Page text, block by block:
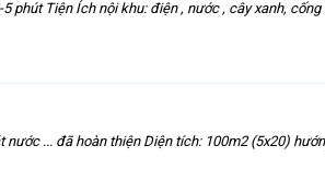
phút Tiện Ích nội khu: điện , nước , cây xanh,
... đã hoàn thiện Diện tích: 100m2 (5x20)